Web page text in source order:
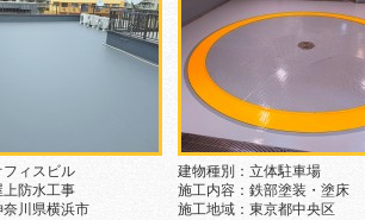
ィスビル
防水工事
川県横浜市
建物種別：立体駐車場
施工内容：鉄部塗装・塗床
施工地域：東京都中央区